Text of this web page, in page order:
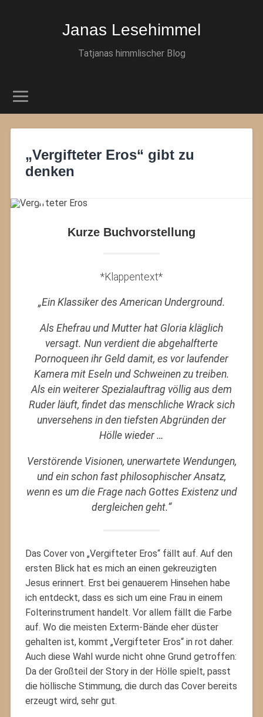
Janas Lesehimmel
Tatjanas himmlischer Blog
„Vergifteter Eros“ gibt zu
denken
Kurze Buchvorstellung
*Klappentext*
„Ein Klassiker des American Underground.
Als Ehefrau und Mutter hat Gloria kläglich
versagt. Nun verdient die abgehalfterte
Pornoqueen ihr Geld damit, es vor laufender
Kamera mit Eseln und Schweinen zu treiben.
Als ein weiterer Spezialauftrag völlig aus dem
Ruder läuft, findet das menschliche Wrack sich
unversehens in den tiefsten Abgründen der
Hölle wieder …
Verstörende Visionen, unerwartete Wendungen,
und ein schon fast philosophischer Ansatz,
wenn es um die Frage nach Gottes Existenz und
dergleichen geht.“
Das Cover von „Vergifteter Eros“ fällt auf. Auf den
ersten Blick hat es mich an einen gekreuzigten
Jesus erinnert. Erst bei genauerem Hinsehen habe
ich entdeckt, dass es sich um eine Frau in einem
Folterinstrument handelt. Vor allem fällt die Farbe
auf. Wo die meisten Exterm-Bände eher düster
gehalten ist, kommt „Vergifteter Eros“ in rot daher.
Auch diese Wahl wurde nicht ohne Grund getroffen:
Da der Großteil der Story in der Hölle spielt, passt
die höllische Stimmung, die durch das Cover bereits
erzeugt wird, sehr gut.